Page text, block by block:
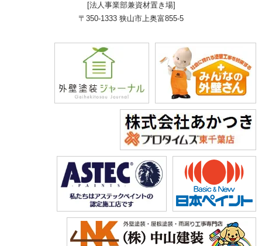
[法人事業部兼資材置き場]
〒350-1333 狭山市上奥富855-5